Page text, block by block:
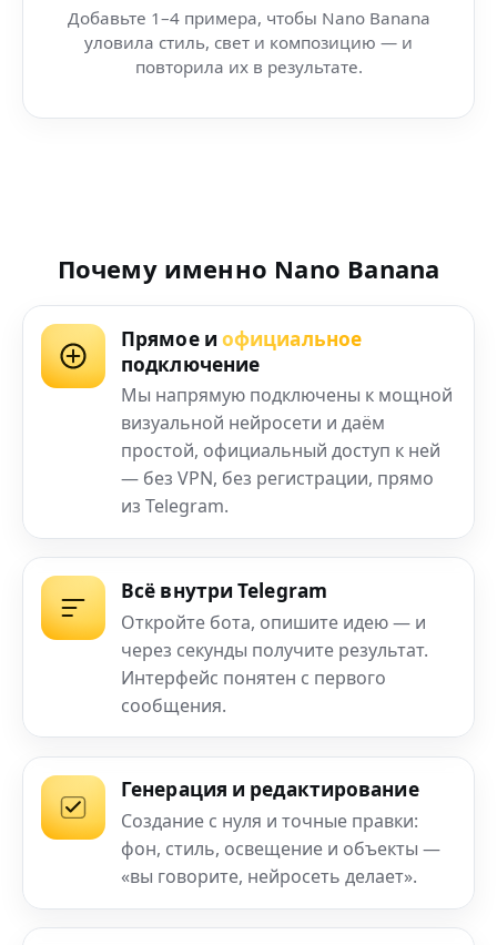
Добавьте 1–4 примера, чтобы Nano Banana
уловила стиль, свет и композицию — и
повторила их в результате.
Почему именно Nano Banana
Прямое и официальное
подключение
Мы напрямую подключены к мощной
визуальной нейросети и даём
простой, официальный доступ к ней
— без VPN, без регистрации, прямо
из Telegram.
Всё внутри Telegram
Откройте бота, опишите идею — и
через секунды получите результат.
Интерфейс понятен с первого
сообщения.
Генерация и редактирование
Создание с нуля и точные правки:
фон, стиль, освещение и объекты —
«вы говорите, нейросеть делает».